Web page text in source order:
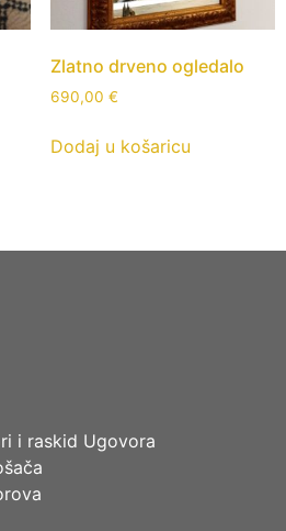
Zlatno drveno ogledalo
690,00 €
Dodaj u košaricu
i raskid Ugovora